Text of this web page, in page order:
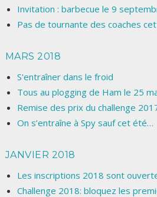
Invitation : barbecue le 9
Pas de tournante des coaches
MARS 2018
S'entraîner dans le froid
Tous au plogging de Ham le 25
Remise des prix du challenge
On s’entraîne à Spy sauf cet été…
JANVIER 2018
Les inscriptions 2018 sont
Challenge 2018: bloquez les